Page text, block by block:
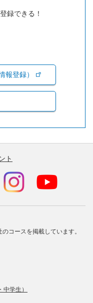
録できる！
報登録）
ト
コースを掲載しています。
学生）